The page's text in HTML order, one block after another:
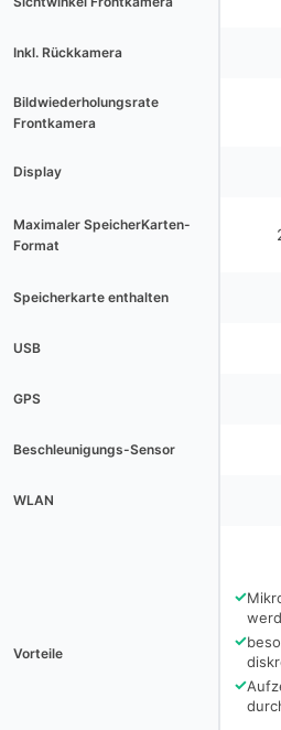
Inkl. Rückkamera
Bildwiederholungsrate
Frontkamera
Display
Maximaler SpeicherKarten-
Format
Speicherkarte enthalten
USB
GPS
Beschleunigungs-Sensor
WLAN
Vorteile
✓
✓
✓